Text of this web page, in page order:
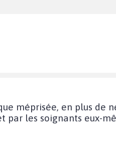
méprisée, en plus de
par les soignants eux-